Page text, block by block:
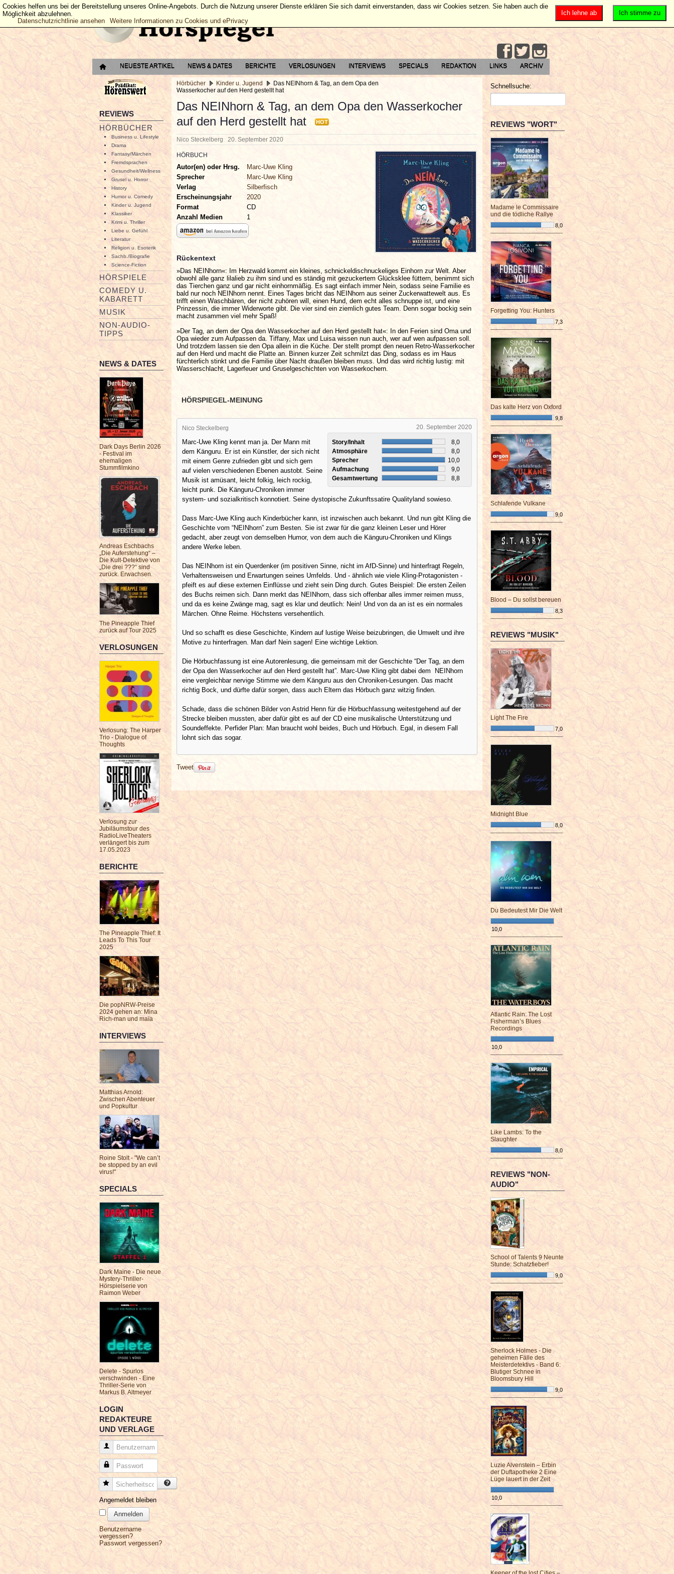
NEUESTE ARTIKEL NEWS & DATES BERICHTE VERLOSUNGEN INTERVIEWS SPECIALS REDAKTION LINKS ARCHIV
REVIEWS
HÖRBÜCHER
Business u. Lifestyle
Drama
Fantasy/Märchen
Fremdsprachen
Gesundheit/Wellness
Grusel u. Horror
History
Humor u. Comedy
Kinder u. Jugend
Klassiker
Krimi u. Thriller
Liebe u. Gefühl
Literatur
Religion u. Esoterik
Sachb./Biografie
Science-Fiction
HÖRSPIELE
COMEDY U.
KABARETT
MUSIK
NON-AUDIO-
TIPPS
NEWS & DATES
Dark Days Berlin 2026
- Festival im
ehemaligen
Stummfilmkino
Andreas Eschbachs
„Die Auferstehung“ –
Die Kult-Detektive von
„Die drei ???“ sind
zurück. Erwachsen.
The Pineapple Thief
zurück auf Tour 2025
VERLOSUNGEN
Verlosung: The Harper
Trio - Dialogue of
Thoughts
Verlosung zur
Jubiläumstour des
RadioLiveTheaters
verlängert bis zum
17.05.2023
BERICHTE
The Pineapple Thief: It
Leads To This Tour
2025
Die popNRW-Preise
2024 gehen an: Mina
Rich-man und maïa
INTERVIEWS
Matthias Arnold:
Zwischen Abenteuer
und Popkultur
Roine Stolt - "We can’t
be stopped by an evil
virus!"
SPECIALS
Dark Maine - Die neue
Mystery-Thriller-
Hörspielserie von
Raimon Weber
Delete - Spurlos
verschwinden - Eine
Thriller-Serie von
Markus B. Altmeyer
LOGIN
REDAKTEURE
UND VERLAGE
Benutzername
Passwort
Sicherheitscode
Angemeldet bleiben
Anmelden
Benutzername
vergessen?
Passwort vergessen?
Hörbücher Kinder u. Jugend
Das NEINhorn & Tag, an dem Opa den
Wasserkocher auf den Herd gestellt hat
Das NEINhorn & Tag, an dem Opa den Wasserkocher
auf den Herd gestellt hat
HOT
Nico Steckelberg 20. September 2020
HÖRBUCH
Autor(en) oder Hrsg.
Marc-Uwe Kling
Sprecher
Marc-Uwe Kling
Verlag
Silberfisch
Erscheinungsjahr
2020
Format
CD
Anzahl Medien
1
Rückentext
»Das NEINhorn«: Im Herzwald kommt ein kleines, schnickeldischnuckeliges Einhorn zur Welt. Aber
obwohl alle ganz lilalieb zu ihm sind und es ständig mit gezuckertem Glücksklee füttern, benimmt sich
das Tierchen ganz und gar nicht einhornmäßig. Es sagt einfach immer Nein, sodass seine Familie es
bald nur noch NEINhorn nennt. Eines Tages bricht das NEINhorn aus seiner Zuckerwattewelt aus. Es
trifft einen Waschbären, der nicht zuhören will, einen Hund, dem echt alles schnuppe ist, und eine
Prinzessin, die immer Widerworte gibt. Die vier sind ein ziemlich gutes Team. Denn sogar bockig sein
macht zusammen viel mehr Spaß!
»Der Tag, an dem der Opa den Wasserkocher auf den Herd gestellt hat«: In den Ferien sind Oma und
Opa wieder zum Aufpassen da. Tiffany, Max und Luisa wissen nun auch, wer auf wen aufpassen soll.
Und trotzdem lassen sie den Opa allein in die Küche. Der stellt prompt den neuen Retro-Wasserkocher
auf den Herd und macht die Platte an. Binnen kurzer Zeit schmilzt das Ding, sodass es im Haus
fürchterlich stinkt und die Familie über Nacht draußen bleiben muss. Und das wird richtig lustig: mit
Wasserschlacht, Lagerfeuer und Gruselgeschichten von Wasserkochern.
HÖRSPIEGEL-MEINUNG
20. September 2020
Nico Steckelberg
Story/Inhalt
8,0
Atmosphäre
8,0
Sprecher
10,0
Aufmachung
9,0
Gesamtwertung
8,8
Marc-Uwe Kling kennt man ja. Der Mann mit
dem Känguru. Er ist ein Künstler, der sich nicht
mit einem Genre zufrieden gibt und sich gern
auf vielen verschiedenen Ebenen austobt. Seine
Musik ist amüsant, leicht folkig, leich rockig,
leicht punk. Die Känguru-Chroniken immer
system- und sozialkritisch konnotiert. Seine dystopische Zukunftssatire Qualityland sowieso.
Dass Marc-Uwe Kling auch Kinderbücher kann, ist inzwischen auch bekannt. Und nun gibt Kling die
Geschichte vom “NEINhorn” zum Besten. Sie ist zwar für die ganz kleinen Leser und Hörer
gedacht, aber zeugt von demselben Humor, von dem auch die Känguru-Chroniken und Klings
andere Werke leben.
Das NEINhorn ist ein Querdenker (im positiven Sinne, nicht im AfD-Sinne) und hinterfragt Regeln,
Verhaltensweisen und Erwartungen seines Umfelds. Und - ähnlich wie viele Kling-Protagonisten -
pfeift es auf diese externen Einflüsse und zieht sein Ding durch. Gutes Beispiel: Die ersten Zeilen
des Buchs reimen sich. Dann merkt das NEINhorn, dass sich offenbar alles immer reimen muss,
und da es keine Zwänge mag, sagt es klar und deutlich: Nein! Und von da an ist es ein normales
Märchen. Ohne Reime. Höchstens versehentlich.
Und so schafft es diese Geschichte, Kindern auf lustige Weise beizubringen, die Umwelt und ihre
Motive zu hinterfragen. Man darf Nein sagen! Eine wichtige Lektion.
Die Hörbuchfassung ist eine Autorenlesung, die gemeinsam mit der Geschichte “Der Tag, an dem
der Opa den Wasserkocher auf den Herd gestellt hat”. Marc-Uwe Kling gibt dabei dem NEINhorn
eine vergleichbar nervige Stimme wie dem Känguru aus den Chroniken-Lesungen. Das macht
richtig Bock, und dürfte dafür sorgen, dass auch Eltern das Hörbuch ganz witzig finden.
Schade, dass die schönen Bilder von Astrid Henn für die Hörbuchfassung weitestgehend auf der
Strecke bleiben mussten, aber dafür gibt es auf der CD eine musikalische Unterstützung und
Soundeffekte. Perfider Plan: Man braucht wohl beides, Buch und Hörbuch. Egal, in diesem Fall
lohnt sich das sogar.
Tweet
Schnellsuche:
REVIEWS "WORT"
Madame le Commissaire
und die tödliche Rallye
8,0
¯¯¯¯¯¯¯¯¯¯¯¯¯¯¯¯¯¯¯¯¯¯¯¯
Forgetting You: Hunters
7,3
¯¯¯¯¯¯¯¯¯¯¯¯¯¯¯¯¯¯¯¯¯¯¯¯
Das kalte Herz von Oxford
9,8
¯¯¯¯¯¯¯¯¯¯¯¯¯¯¯¯¯¯¯¯¯¯¯¯
Schlafende Vulkane
9,0
¯¯¯¯¯¯¯¯¯¯¯¯¯¯¯¯¯¯¯¯¯¯¯¯
Blood – Du sollst bereuen
8,3
¯¯¯¯¯¯¯¯¯¯¯¯¯¯¯¯¯¯¯¯¯¯¯¯
REVIEWS "MUSIK"
Light The Fire
7,0
¯¯¯¯¯¯¯¯¯¯¯¯¯¯¯¯¯¯¯¯¯¯¯¯
Midnight Blue
8,0
¯¯¯¯¯¯¯¯¯¯¯¯¯¯¯¯¯¯¯¯¯¯¯¯
Du Bedeutest Mir Die Welt
10,0
¯¯¯¯¯¯¯¯¯¯¯¯¯¯¯¯¯¯¯¯¯¯¯¯
Atlantic Rain: The Lost
Fisherman’s Blues
Recordings
10,0
¯¯¯¯¯¯¯¯¯¯¯¯¯¯¯¯¯¯¯¯¯¯¯¯
Like Lambs: To the
Slaughter
8,0
¯¯¯¯¯¯¯¯¯¯¯¯¯¯¯¯¯¯¯¯¯¯¯¯
REVIEWS "NON-
AUDIO"
School of Talents 9 Neunte
Stunde: Schatzfieber!
9,0
¯¯¯¯¯¯¯¯¯¯¯¯¯¯¯¯¯¯¯¯¯¯¯¯
Sherlock Holmes - Die
geheimen Fälle des
Meisterdetektivs - Band 6:
Blutiger Schnee in
Bloomsbury Hill
9,0
¯¯¯¯¯¯¯¯¯¯¯¯¯¯¯¯¯¯¯¯¯¯¯¯
Luzie Alvenstein – Erbin
der Duftapotheke 2 Eine
Lüge lauert in der Zeit
10,0
¯¯¯¯¯¯¯¯¯¯¯¯¯¯¯¯¯¯¯¯¯¯¯¯
Ich stimme zu
Ich lehne ab
Cookies helfen uns bei der Bereitstellung unseres Online-Angebots. Durch die Nutzung unserer Dienste erklären Sie sich damit einverstanden, dass wir Cookies setzen. Sie haben auch die
Möglichkeit abzulehnen.
Datenschutzrichtlinie ansehen
Weitere Informationen zu Cookies und ePrivacy